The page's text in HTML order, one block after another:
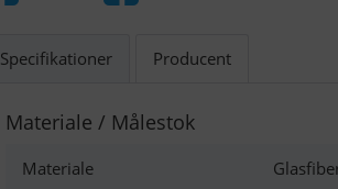
Specifikationer Producent
Materiale / Målestok
Materiale